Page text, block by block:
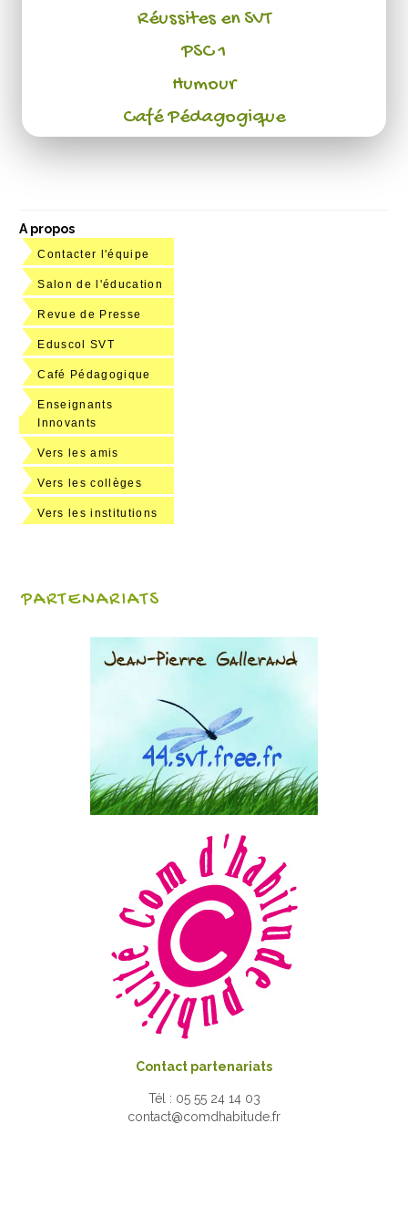
Réussites en SVT
PSC 1
Humour
Café Pédagogique
A propos
Contacter l'équipe
Salon de l'éducation
Revue de Presse
Eduscol SVT
Café Pédagogique
Enseignants
Innovants
Vers les amis
Vers les collèges
Vers les institutions
PARTENARIATS
Contact partenariats
Tél : 05 55 24 14 03
contact@comdhabitude.fr